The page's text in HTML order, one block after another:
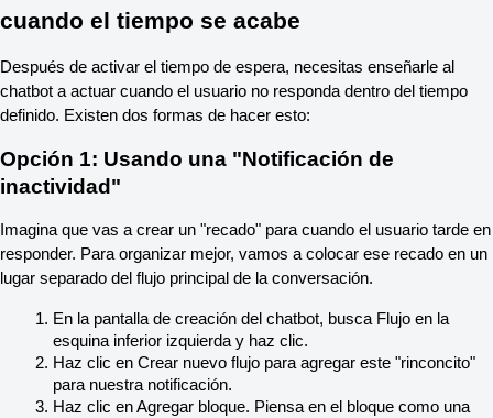
cuando el tiempo se acabe
Después de activar el tiempo de espera, necesitas enseñarle al
chatbot a actuar cuando el usuario no responda dentro del tiempo
definido. Existen dos formas de hacer esto:
Opción 1: Usando una "Notificación de
inactividad"
Imagina que vas a crear un "recado" para cuando el usuario tarde en
responder. Para organizar mejor, vamos a colocar ese recado en un
lugar separado del flujo principal de la conversación.
En la pantalla de creación del chatbot, busca Flujo en la
esquina inferior izquierda y haz clic.
Haz clic en Crear nuevo flujo para agregar este "rinconcito"
para nuestra notificación.
Haz clic en Agregar bloque. Piensa en el bloque como una